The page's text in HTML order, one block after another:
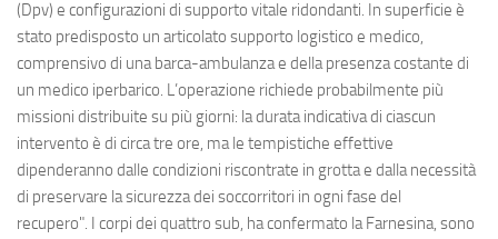
(Dpv) e configurazioni di supporto vitale ridondanti. In superficie è
stato predisposto un articolato supporto logistico e medico,
comprensivo di una barca-ambulanza e della presenza costante di
un medico iperbarico. L’operazione richiede probabilmente più
missioni distribuite su più giorni: la durata indicativa di ciascun
intervento è di circa tre ore, ma le tempistiche effettive
dipenderanno dalle condizioni riscontrate in grotta e dalla necessità
di preservare la sicurezza dei soccorritori in ogni fase del
recupero". I corpi dei quattro sub, ha confermato la Farnesina, sono